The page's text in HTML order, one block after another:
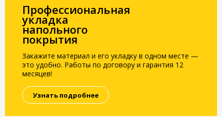
Профессиональная
укладка
напольного
покрытия
Закажите материал и его укладку в одном месте —
это удобно. Работы по договору и гарантия 12
месяцев!
Узнать подробнее